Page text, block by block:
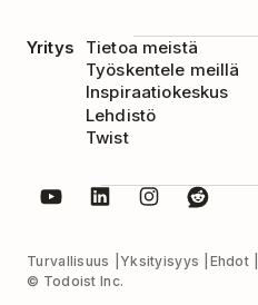
Yritys
Tietoa meistä
Työskentele meillä
Inspiraatiokeskus
Lehdistö
Twist
Turvallisuus Yksityisyys Ehdot
© Todoist Inc.